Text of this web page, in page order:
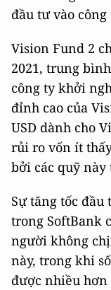
đầu tư vào
Vision Fund 2
2021, trung
công ty khởi
đỉnh cao của
USD dành cho
rủi ro vốn ít
bởi các quỹ
Sự tăng tốc
trong SoftBank
người không
này, trong khi
được nhiều hơn